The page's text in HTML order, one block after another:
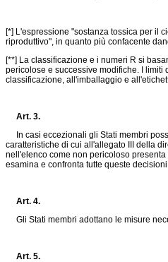
[*] L'espressione "sostanza tossica per il
riproduttivo", in quanto più confacente
[**] La classificazione e i numeri R si
pericolose e successive modifiche. I
classificazione, all'imballaggio e
Art. 3.
In casi eccezionali gli Stati membri
caratteristiche di cui all'allegato III della
nell'elenco come non pericoloso
esamina e confronta tutte queste
Art. 4.
Gli Stati membri adottano le misure
Art. 5.